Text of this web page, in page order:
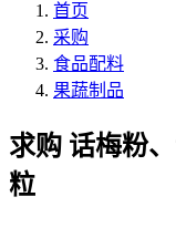
首页
采购
食品配料
果蔬制品
求购 话梅粉
粒